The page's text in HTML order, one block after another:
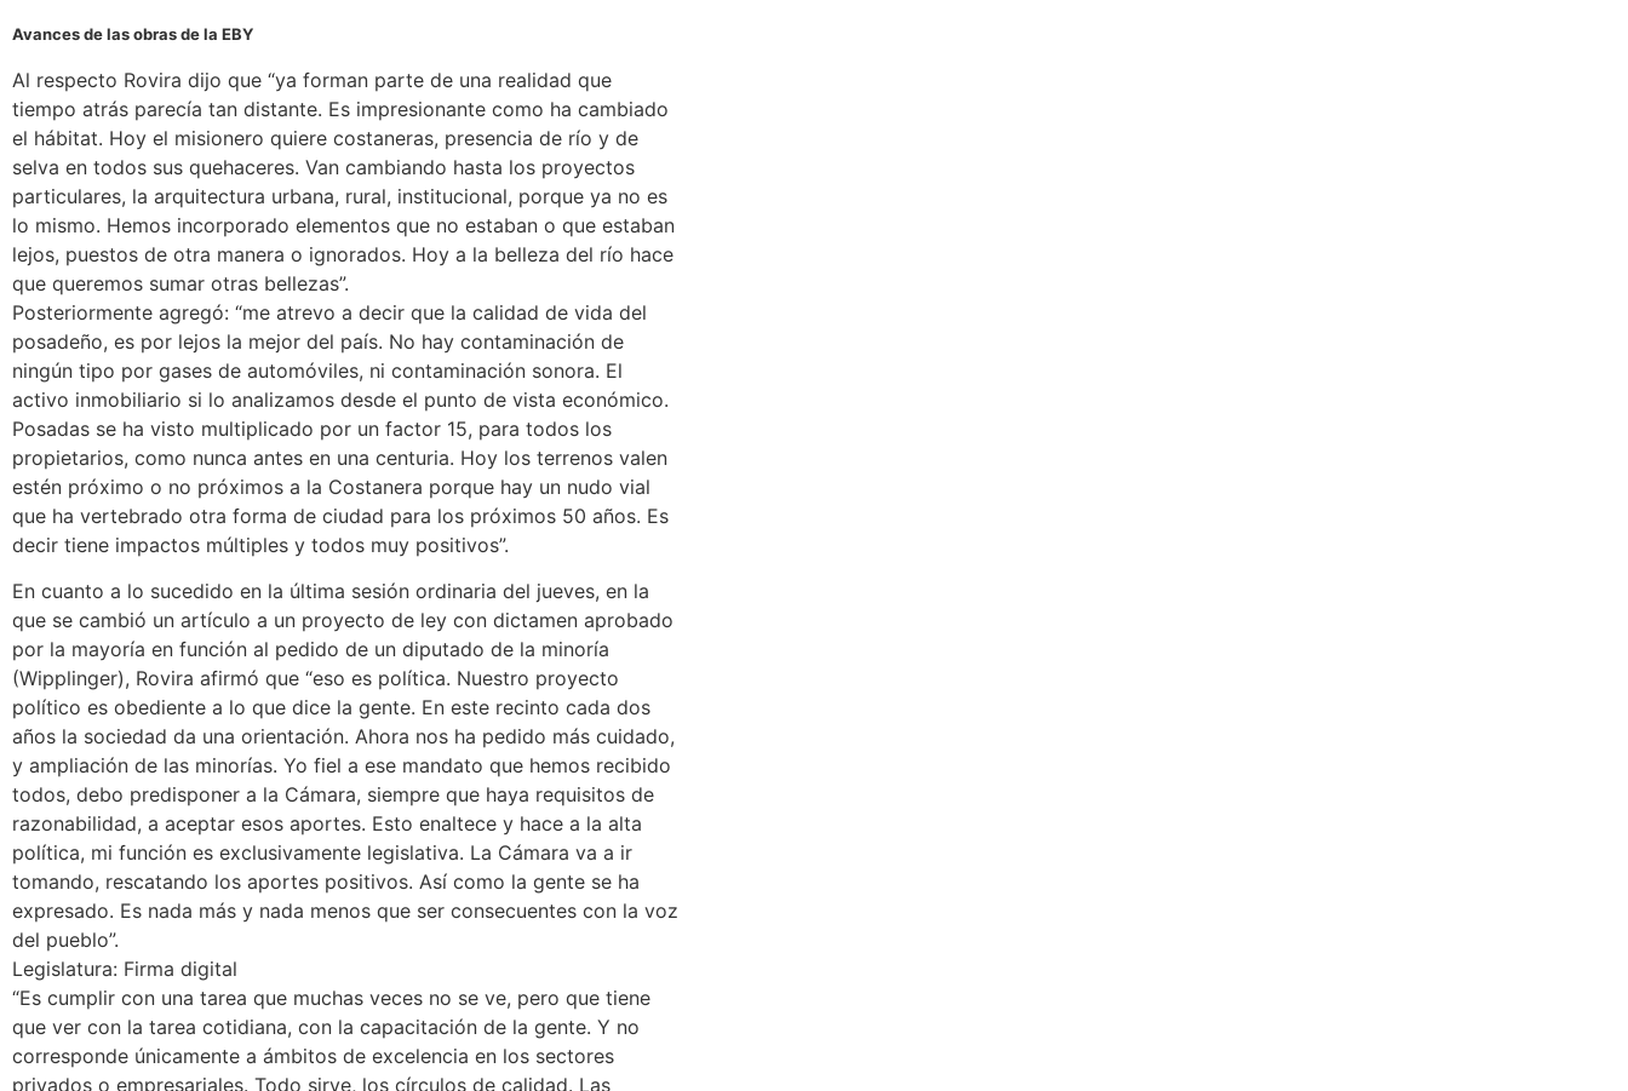
Avances de las obras de la EBY
Al respecto Rovira dijo que “ya forman parte de una realidad que
tiempo atrás parecía tan distante. Es impresionante como ha cambiado
el hábitat. Hoy el misionero quiere costaneras, presencia de río y de
selva en todos sus quehaceres. Van cambiando hasta los proyectos
particulares, la arquitectura urbana, rural, institucional, porque ya no es
lo mismo. Hemos incorporado elementos que no estaban o que estaban
lejos, puestos de otra manera o ignorados. Hoy a la belleza del río hace
que queremos sumar otras bellezas”.
Posteriormente agregó: “me atrevo a decir que la calidad de vida del
posadeño, es por lejos la mejor del país. No hay contaminación de
ningún tipo por gases de automóviles, ni contaminación sonora. El
activo inmobiliario si lo analizamos desde el punto de vista económico.
Posadas se ha visto multiplicado por un factor 15, para todos los
propietarios, como nunca antes en una centuria. Hoy los terrenos valen
estén próximo o no próximos a la Costanera porque hay un nudo vial
que ha vertebrado otra forma de ciudad para los próximos 50 años. Es
decir tiene impactos múltiples y todos muy positivos”.
En cuanto a lo sucedido en la última sesión ordinaria del jueves, en la
que se cambió un artículo a un proyecto de ley con dictamen aprobado
por la mayoría en función al pedido de un diputado de la minoría
(Wipplinger), Rovira afirmó que “eso es política. Nuestro proyecto
político es obediente a lo que dice la gente. En este recinto cada dos
años la sociedad da una orientación. Ahora nos ha pedido más cuidado,
y ampliación de las minorías. Yo fiel a ese mandato que hemos recibido
todos, debo predisponer a la Cámara, siempre que haya requisitos de
razonabilidad, a aceptar esos aportes. Esto enaltece y hace a la alta
política, mi función es exclusivamente legislativa. La Cámara va a ir
tomando, rescatando los aportes positivos. Así como la gente se ha
expresado. Es nada más y nada menos que ser consecuentes con la voz
del pueblo”.
Legislatura: Firma digital
“Es cumplir con una tarea que muchas veces no se ve, pero que tiene
que ver con la tarea cotidiana, con la capacitación de la gente. Y no
corresponde únicamente a ámbitos de excelencia en los sectores
privados o empresariales. Todo sirve, los círculos de calidad. Las